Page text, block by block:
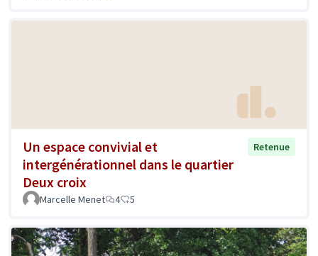
Un espace convivial et
intergénérationnel dans le quartier
Deux croix
Retenue
Marcelle Menet 4 5